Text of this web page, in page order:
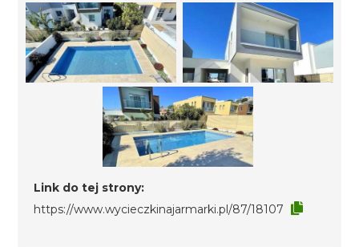
Link do tej strony:
https://www.wycieczkinajarmarki.pl/87/18107